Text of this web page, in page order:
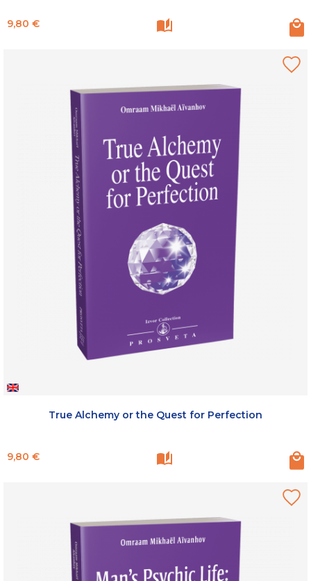
Prix
9,80 €
True Alchemy or the Quest for Perfection
Prix
9,80 €